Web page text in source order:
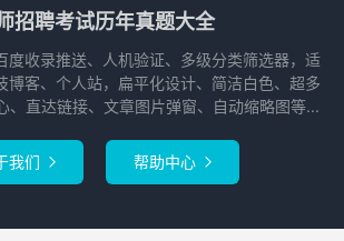
招聘考试历年真题大全
度收录推送、人机验证、多级分类筛选器，适
博客、个人站，扁平化设计、简洁白色、超多
、直达链接、文章图片弹窗、自动缩略图等...
我们  帮助中心 